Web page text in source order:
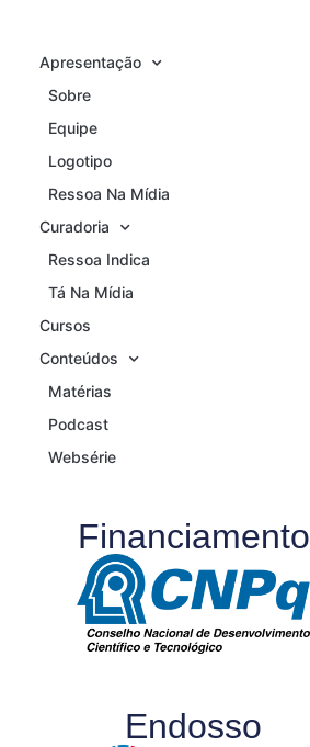
Apresentação
Sobre
Equipe
Logotipo
Ressoa Na Mídia
Curadoria
Ressoa Indica
Tá Na Mídia
Cursos
Conteúdos
Matérias
Podcast
Websérie
Financiamento
Endosso